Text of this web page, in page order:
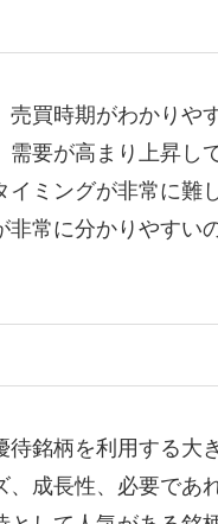
買時期がわかりや
需要が高まり上昇し
ミングが非常に難
常に分かりやすい
銘柄を利用する大
成長性、必要であ